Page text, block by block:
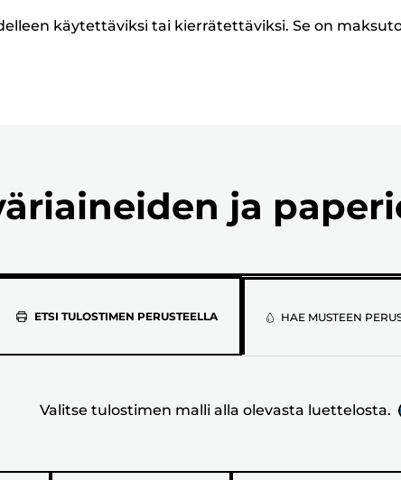
käytettäviksi tai kierrätettäviksi. Se on
ja
ETSI TULOSTIMEN PERUSTEELLA
Valitse
tulostimen
olevasta
HAE MUSTEEN
Valitse tulostimen malli alla olevasta luettelosta.